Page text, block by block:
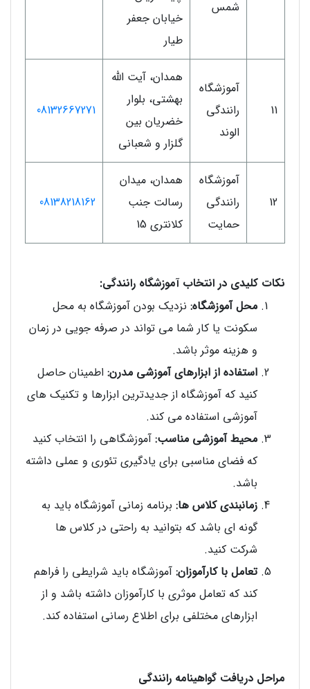
شمس
خیابان جعفر
طیار
11
آموزشگاه
رانندگی
الوند
همدان، آیت الله
بهشتی، بلوار
خضریان بین
گلزار و شعبانی
08132667271
12
آموزشگاه
رانندگی
حمایت
همدان، میدان
رسالت جنب
کلانتری 15
08138218162
نکات کلیدی در انتخاب آموزشگاه رانندگی:
محل آموزشگاه: نزدیک بودن آموزشگاه به محل
سکونت یا کار شما می تواند در صرفه جویی در زمان
و هزینه موثر باشد.
استفاده از ابزارهای آموزشی مدرن: اطمینان حاصل
کنید که آموزشگاه از جدیدترین ابزارها و تکنیک های
آموزشی استفاده می کند.
محیط آموزشی مناسب: آموزشگاهی را انتخاب کنید
که فضای مناسبی برای یادگیری تئوری و عملی داشته
باشد.
زمانبندی کلاس ها: برنامه زمانی آموزشگاه باید به
گونه ای باشد که بتوانید به راحتی در کلاس ها
شرکت کنید.
تعامل با کارآموزان: آموزشگاه باید شرایطی را فراهم
کند که تعامل موثری با کارآموزان داشته باشد و از
ابزارهای مختلفی برای اطلاع رسانی استفاده کند.
مراحل دریافت گواهینامه رانندگی